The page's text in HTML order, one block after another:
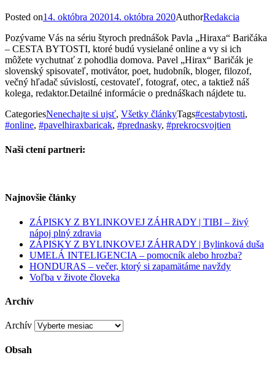
Posted on14. októbra 202014. októbra 2020AuthorRedakcia
Pozývame Vás na sériu štyroch prednášok Pavla „Hiraxa“ Baričáka
– CESTA BYTOSTI, ktoré budú vysielané online a vy si ich
môžete vychutnať z pohodlia domova. Pavel „Hirax“ Baričák je
slovenský spisovateľ, motivátor, poet, hudobník, bloger, filozof,
večný hľadač súvislostí, cestovateľ, fotograf, otec, a taktiež náš
kolega, redaktor.Detailné informácie o prednáškach nájdete tu.
CategoriesNenechajte si ujsť, Všetky článkyTags#cestabytosti,
#online, #pavelhiraxbaricak, #prednasky, #prekrocsvojtien
Naši ctení partneri:
Najnovšie články
ZÁPISKY Z BYLINKOVEJ ZÁHRADY | TIBI – živý
nápoj plný zdravia
ZÁPISKY Z BYLINKOVEJ ZÁHRADY | Bylinková duša
UMELÁ INTELIGENCIA – pomocník alebo hrozba?
HONDURAS – večer, ktorý si zapamätáme navždy
Voľba v živote človeka
Archív
Archív
Obsah